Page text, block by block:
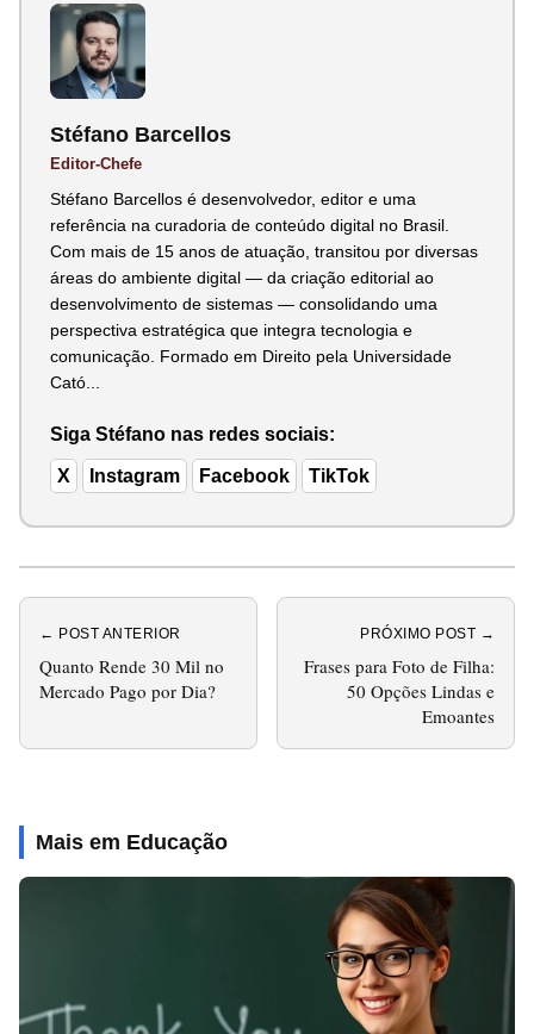
Stéfano Barcellos
Editor-Chefe
Stéfano Barcellos é desenvolvedor, editor e uma
referência na curadoria de conteúdo digital no Brasil.
Com mais de 15 anos de atuação, transitou por diversas
áreas do ambiente digital — da criação editorial ao
desenvolvimento de sistemas — consolidando uma
perspectiva estratégica que integra tecnologia e
comunicação. Formado em Direito pela Universidade
Cató...
Siga Stéfano nas redes sociais:
X Instagram Facebook TikTok
← POST ANTERIOR
Quanto Rende 30 Mil no
Mercado Pago por Dia?
PRÓXIMO POST →
Frases para Foto de Filha:
50 Opções Lindas e
Emoantes
Mais em Educação